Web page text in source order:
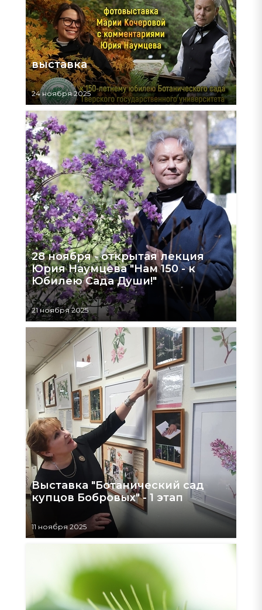
выставка
24 ноября 2025
28 ноября - открытая лекция
Юрия Наумцева "Нам 150 - к
Юбилею Сада Души!"
21 ноября 2025
Выставка "Ботанический сад
купцов Бобровых" - 1 этап
11 ноября 2025